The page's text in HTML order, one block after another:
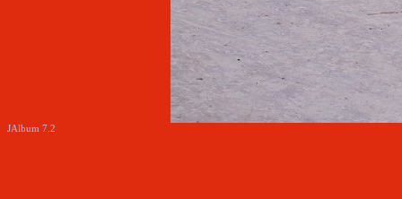
JAlbum 7.2